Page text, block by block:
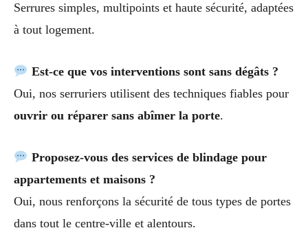
Serrures simples, multipoints et haute sécurité, adaptées
à tout logement.
Est-ce que vos interventions sont sans dégâts ?
Oui, nos serruriers utilisent des techniques fiables pour
ouvrir ou réparer sans abîmer la porte.
Proposez-vous des services de blindage pour
appartements et maisons ?
Oui, nous renforçons la sécurité de tous types de portes
dans tout le centre-ville et alentours.